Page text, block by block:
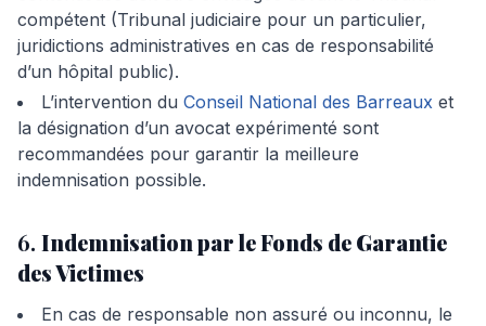
compétent (Tribunal judiciaire pour un particulier,
juridictions administratives en cas de responsabilité
d’un hôpital public).
L’intervention du Conseil National des Barreaux et
la désignation d’un avocat expérimenté sont
recommandées pour garantir la meilleure
indemnisation possible.
6. Indemnisation par le Fonds de Garantie
des Victimes
En cas de responsable non assuré ou inconnu, le